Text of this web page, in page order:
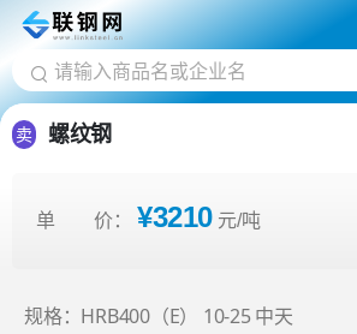
卖 螺纹钢
单 价： ¥3210 元/吨
规格：HRB400（E） 10-25 中天